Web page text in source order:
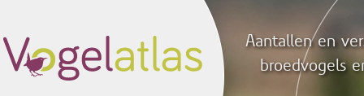
Aantallen en
broedvogels